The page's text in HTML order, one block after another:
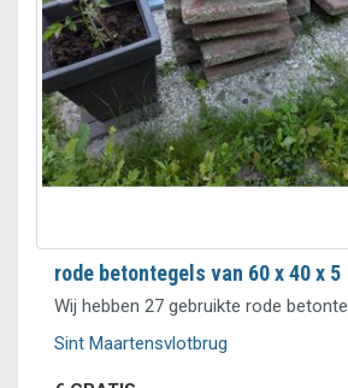
rode betontegels van 60 x 40 x 5
Wij hebben 27 gebruikte rode
Sint Maartensvlotbrug